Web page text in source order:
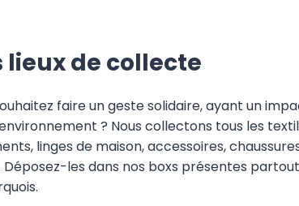
lieux de collecte
faire un geste solidaire, ayant un
? Nous collectons tous les
linges de maison, accessoires,
Déposez-les dans nos boxs présentes